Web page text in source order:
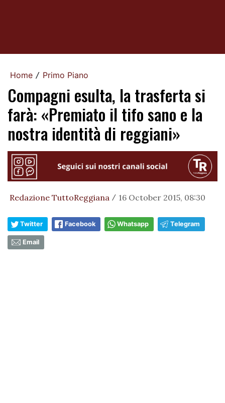
Home / Primo Piano
Compagni esulta, la trasferta si
farà: «Premiato il tifo sano e la
nostra identità di reggiani»
Redazione TuttoReggiana / 16 October 2015, 08:30
Twitter Facebook Whatsapp Telegram
Email